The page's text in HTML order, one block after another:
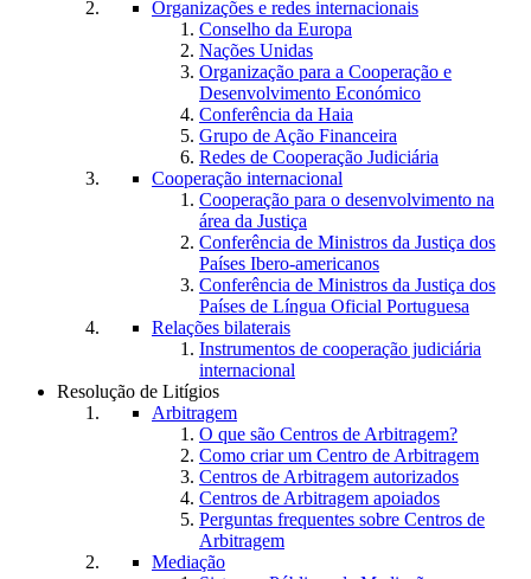
Organizações e redes internacionais
Conselho da Europa
Nações Unidas
Organização para a Cooperação e
Desenvolvimento Económico
Conferência da Haia
Grupo de Ação Financeira
Redes de Cooperação Judiciária
Cooperação internacional
Cooperação para o desenvolvimento na
área da Justiça
Conferência de Ministros da Justiça dos
Países Ibero-americanos
Conferência de Ministros da Justiça dos
Países de Língua Oficial Portuguesa
Relações bilaterais
Instrumentos de cooperação judiciária
internacional
Resolução de Litígios
Arbitragem
O que são Centros de Arbitragem?
Como criar um Centro de Arbitragem
Centros de Arbitragem autorizados
Centros de Arbitragem apoiados
Perguntas frequentes sobre Centros de
Arbitragem
Mediação